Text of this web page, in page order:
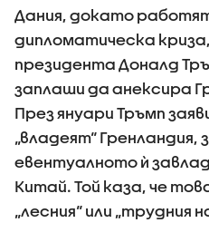
Дания, докато
дипломатическа
президента Доналд
заплаши да анексира
През януари Тръмп
„владеят“
евентуалното ѝ
Китай. Той каза, че
„лесния“ или „трудния